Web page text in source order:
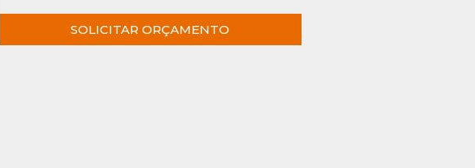
SOLICITAR ORÇAMENTO